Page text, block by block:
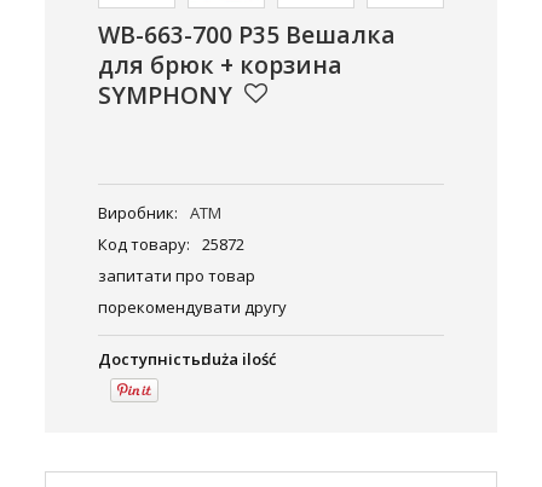
WB-663-700 P35 Вeшaлкa
для бpюк + корзина
SYMPHONY
Виробник:
ATM
Код товару:
25872
запитати про товар
порекомендувати другу
Доступність:duża ilość